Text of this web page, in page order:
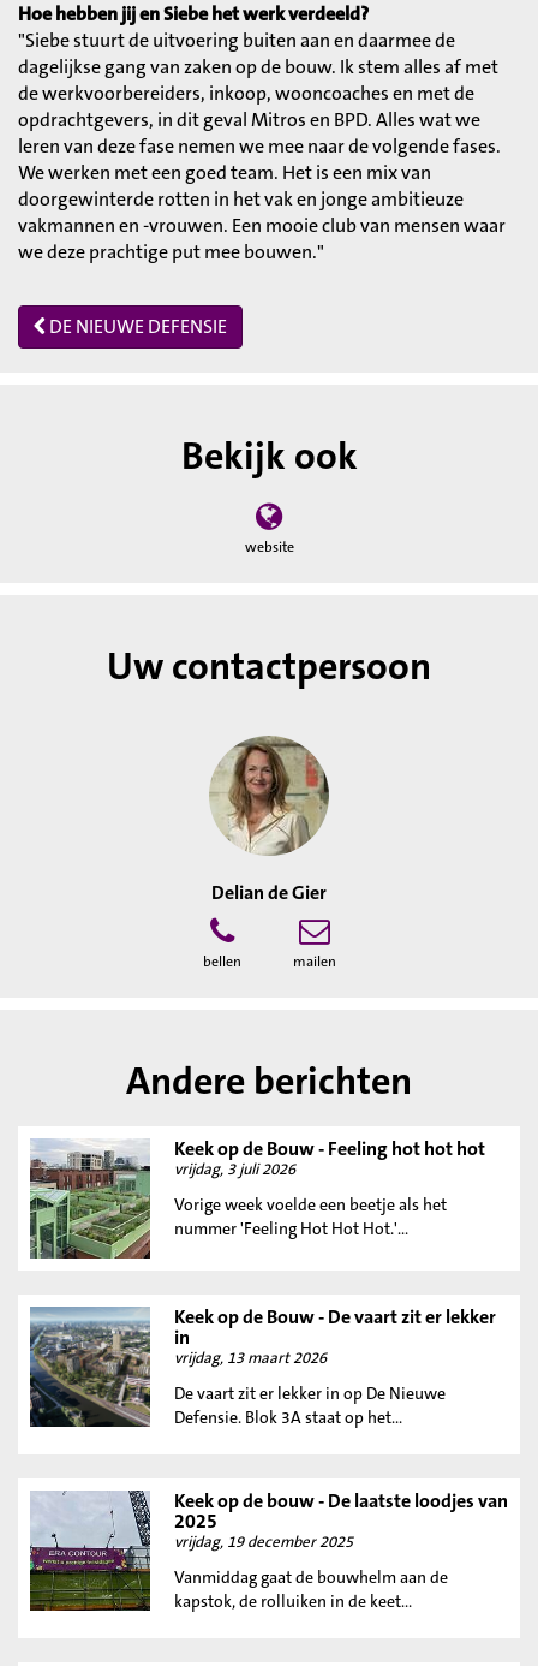
Hoe hebben jij en Siebe het werk verdeeld?
"Siebe stuurt de uitvoering buiten aan en daarmee de
dagelijkse gang van zaken op de bouw. Ik stem alles af met
de werkvoorbereiders, inkoop, wooncoaches en met de
opdrachtgevers, in dit geval Mitros en BPD. Alles wat we
leren van deze fase nemen we mee naar de volgende fases.
We werken met een goed team. Het is een mix van
doorgewinterde rotten in het vak en jonge ambitieuze
vakmannen en -vrouwen. Een mooie club van mensen waar
we deze prachtige put mee bouwen."
DE NIEUWE DEFENSIE
Bekijk ook
website
Uw contactpersoon
Delian de Gier
bellen mailen
Andere berichten
Keek op de Bouw - Feeling hot hot hot
vrijdag, 3 juli 2026
Vorige week voelde een beetje als het
nummer 'Feeling Hot Hot Hot.'...
Keek op de Bouw - De vaart zit er lekker
in
vrijdag, 13 maart 2026
De vaart zit er lekker in op De Nieuwe
Defensie. Blok 3A staat op het...
Keek op de bouw - De laatste loodjes van
2025
vrijdag, 19 december 2025
Vanmiddag gaat de bouwhelm aan de
kapstok, de rolluiken in de keet...